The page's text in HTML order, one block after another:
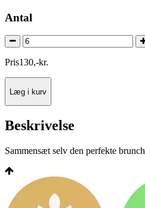
Antal
Pris130,-kr.
Læg i kurv
Beskrivelse
Sammensæt selv den perfekte brunch